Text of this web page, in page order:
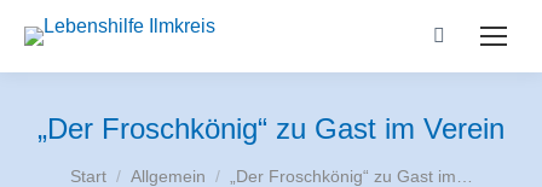
Search:
„Der Froschkönig“ zu Gast im Verein
Start Allgemein „Der Froschkönig“ zu Gast im…